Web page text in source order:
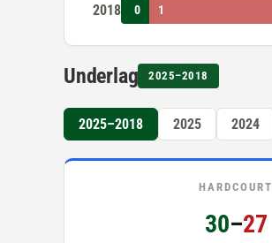
2018 0 1
Underlag 2025–2018
2025–2018 2025 2024
HARDCOURT
30–27